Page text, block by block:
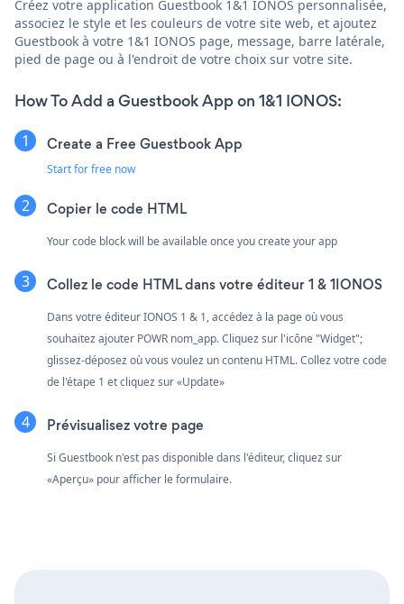
Créez votre application Guestbook 1&1 IONOS personnalisée,
associez le style et les couleurs de votre site web, et ajoutez
Guestbook à votre 1&1 IONOS page, message, barre latérale,
pied de page ou à l'endroit de votre choix sur votre site.
How To Add a Guestbook App on 1&1 IONOS:
Create a Free Guestbook App
Start for free now
Copier le code HTML
Your code block will be available once you create your app
Collez le code HTML dans votre éditeur 1 & 1IONOS
Dans votre éditeur IONOS 1 & 1, accédez à la page où vous
souhaitez ajouter POWR nom_app. Cliquez sur l'icône "Widget";
glissez-déposez où vous voulez un contenu HTML. Collez votre code
de l'étape 1 et cliquez sur «Update»
Prévisualisez votre page
Si Guestbook n'est pas disponible dans l'éditeur, cliquez sur
«Aperçu» pour afficher le formulaire.